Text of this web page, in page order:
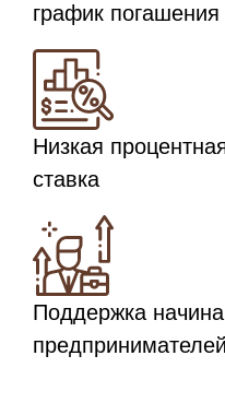
график погашения
Низкая
ставка
Поддержка
предпринимателей